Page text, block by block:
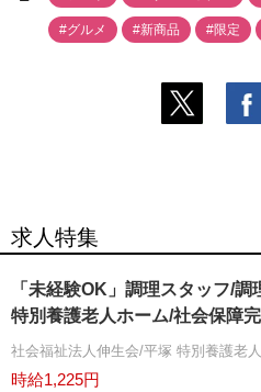
#グルメ #新商品 #限定
求人特集
「未経験OK」調理スタッフ/
特別養護老人ホーム/社会保障
社会福祉法人伸生会/平塚 特別養護老
時給1,225円